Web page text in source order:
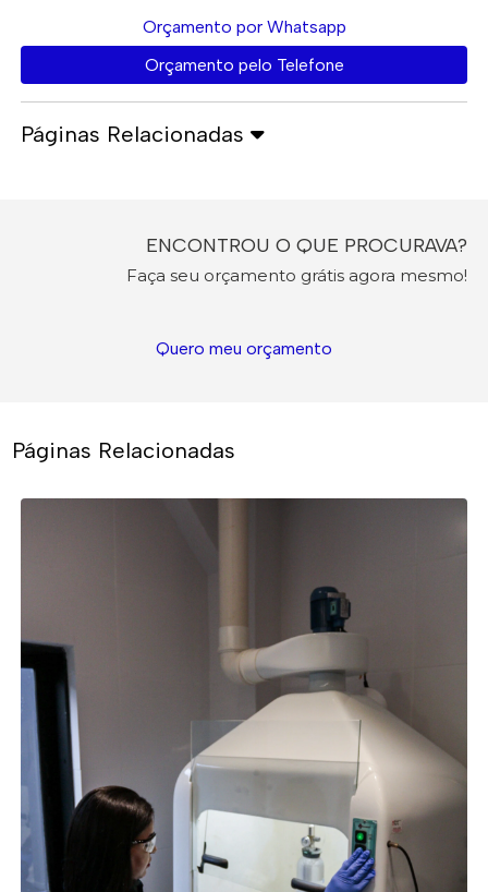
Orçamento por Whatsapp
Orçamento pelo Telefone
Páginas Relacionadas
ENCONTROU O QUE PROCURAVA?
Faça seu orçamento grátis agora mesmo!
Quero meu orçamento
Páginas Relacionadas